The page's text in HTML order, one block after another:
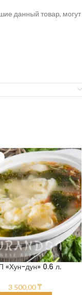
данный товар, могут
«Хун-дун» 0.6 л.
3 500,00₸